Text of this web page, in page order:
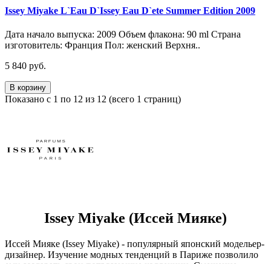
Issey Miyake L`Eau D`Issey Eau D`ete Summer Edition 2009
Дата начало выпуска: 2009 Объем флакона: 90 ml Страна
изготовитель: Франция Пол: женский Верхня..
5 840 руб.
В корзину
Показано с 1 по 12 из 12 (всего 1 страниц)
Issey Miyake (Иссей Мияке)
Иссей Мияке (Issey Miyake) - популярный японский модельер-
дизайнер. Изучение модных тенденций в Париже позволило